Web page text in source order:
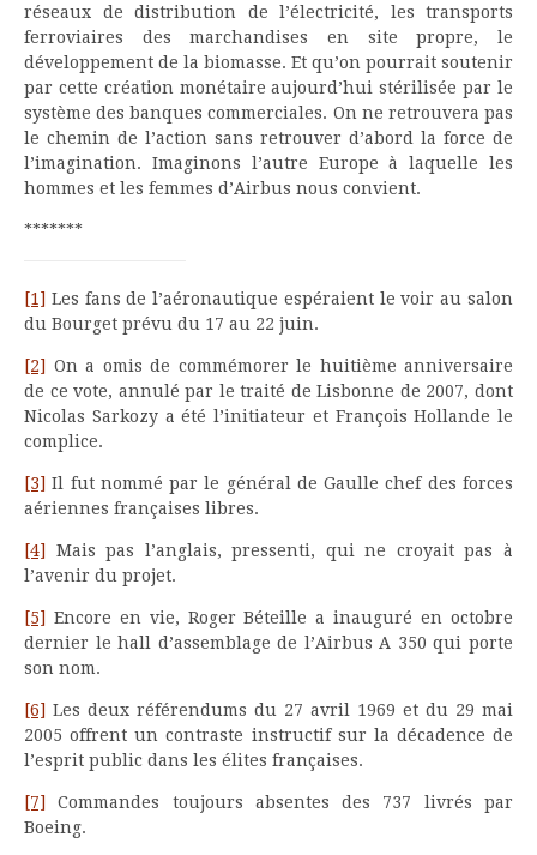
réseaux de distribution de l’électricité, les transports
ferroviaires des marchandises en site propre, le
développement de la biomasse. Et qu’on pourrait soutenir
par cette création monétaire aujourd’hui stérilisée par le
système des banques commerciales. On ne retrouvera pas
le chemin de l’action sans retrouver d’abord la force de
l’imagination. Imaginons l’autre Europe à laquelle les
hommes et les femmes d’Airbus nous convient.
*******
[1] Les fans de l’aéronautique espéraient le voir au salon
du Bourget prévu du 17 au 22 juin.
[2] On a omis de commémorer le huitième anniversaire
de ce vote, annulé par le traité de Lisbonne de 2007, dont
Nicolas Sarkozy a été l’initiateur et François Hollande le
complice.
[3] Il fut nommé par le général de Gaulle chef des forces
aériennes françaises libres.
[4]
Mais pas l’anglais, pressenti, qui ne croyait pas à
l’avenir du projet.
[5] Encore en vie, Roger Béteille a inauguré en octobre
dernier le hall d’assemblage de l’Airbus A 350 qui porte
son nom.
[6] Les deux référendums du 27 avril 1969 et du 29 mai
2005 offrent un contraste instructif sur la décadence de
l’esprit public dans les élites françaises.
[7]
Commandes toujours absentes des 737 livrés par
Boeing.